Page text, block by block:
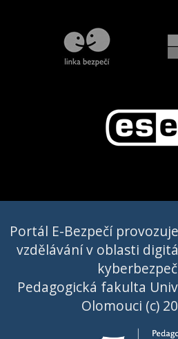
Portál E-Bezpečí
vzdělávání v oblasti
Pedagogická fakulta
Olomouci (c)